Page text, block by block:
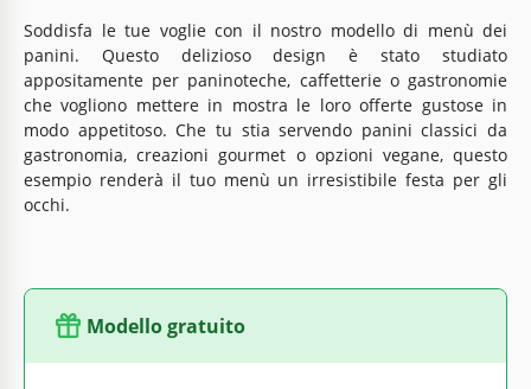
Soddisfa le tue voglie con il nostro modello di menù dei
panini. Questo delizioso design è stato studiato
appositamente per paninoteche, caffetterie o gastronomie
che vogliono mettere in mostra le loro offerte gustose in
modo appetitoso. Che tu stia servendo panini classici da
gastronomia, creazioni gourmet o opzioni vegane, questo
esempio renderà il tuo menù un irresistibile festa per gli
occhi.
Modello gratuito